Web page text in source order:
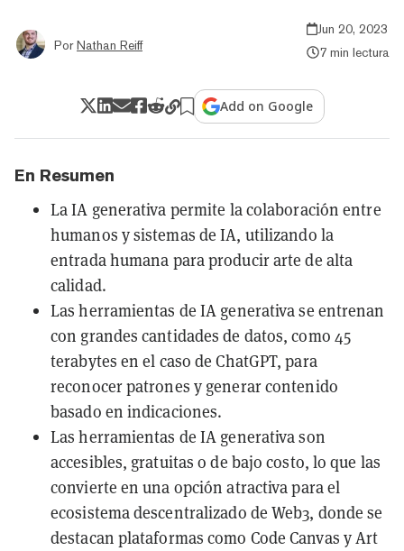
Por Nathan Reiff
Jun 20, 2023
7 min lectura
Add on Google
En Resumen
La IA generativa permite la colaboración entre
humanos y sistemas de IA, utilizando la
entrada humana para producir arte de alta
calidad.
Las herramientas de IA generativa se entrenan
con grandes cantidades de datos, como 45
terabytes en el caso de ChatGPT, para
reconocer patrones y generar contenido
basado en indicaciones.
Las herramientas de IA generativa son
accesibles, gratuitas o de bajo costo, lo que las
convierte en una opción atractiva para el
ecosistema descentralizado de Web3, donde se
destacan plataformas como Code Canvas y Art